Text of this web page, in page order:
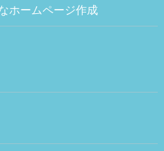
ホームページ作成